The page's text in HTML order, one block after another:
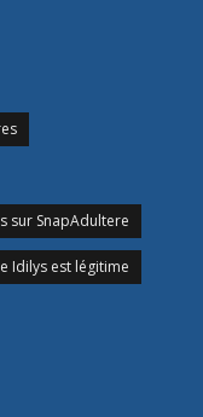
sur SnapAdultere
Idilys est légitime